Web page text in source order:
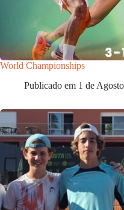
World Championships
Publicado em 1 de